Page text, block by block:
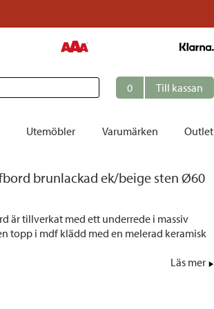
0 Till kassan
Utemöbler Varumärken Outlet
brunlackad ek/beige sten Ø60
är tillverkat med ett underrede i massiv
topp i mdf klädd med en melerad keramisk
Läs mer